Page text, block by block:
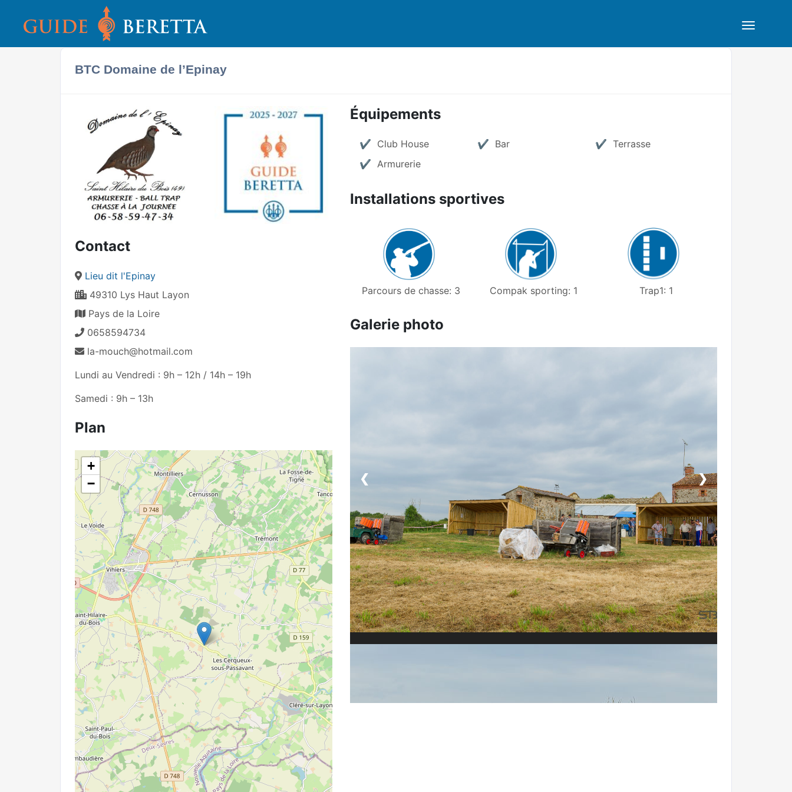
BTC Domaine de l’Epinay
Contact
Lieu dit l'Epinay
49310 Lys Haut Layon
Pays de la Loire
0658594734
la-mouch@hotmail.com
Lundi au Vendredi : 9h – 12h / 14h – 19h
Samedi : 9h – 13h
Plan
+
−
Équipements
Club House Bar
Terrasse
Armurerie
Installations sportives
Parcours de chasse: 3 Compak sporting: 1 Trap1: 1
Galerie photo
❮ ❯